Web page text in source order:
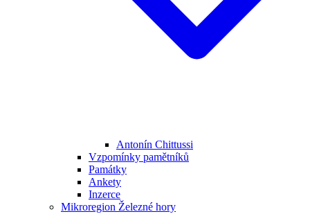
Antonín Chittussi
Vzpomínky pamětníků
Památky
Ankety
Inzerce
Mikroregion Železné hory